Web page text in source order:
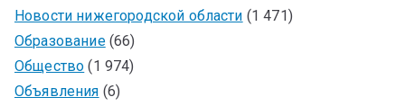
Новости нижегородской области (1 471)
Образование(66)
Общество (1 974)
Объявления (6)